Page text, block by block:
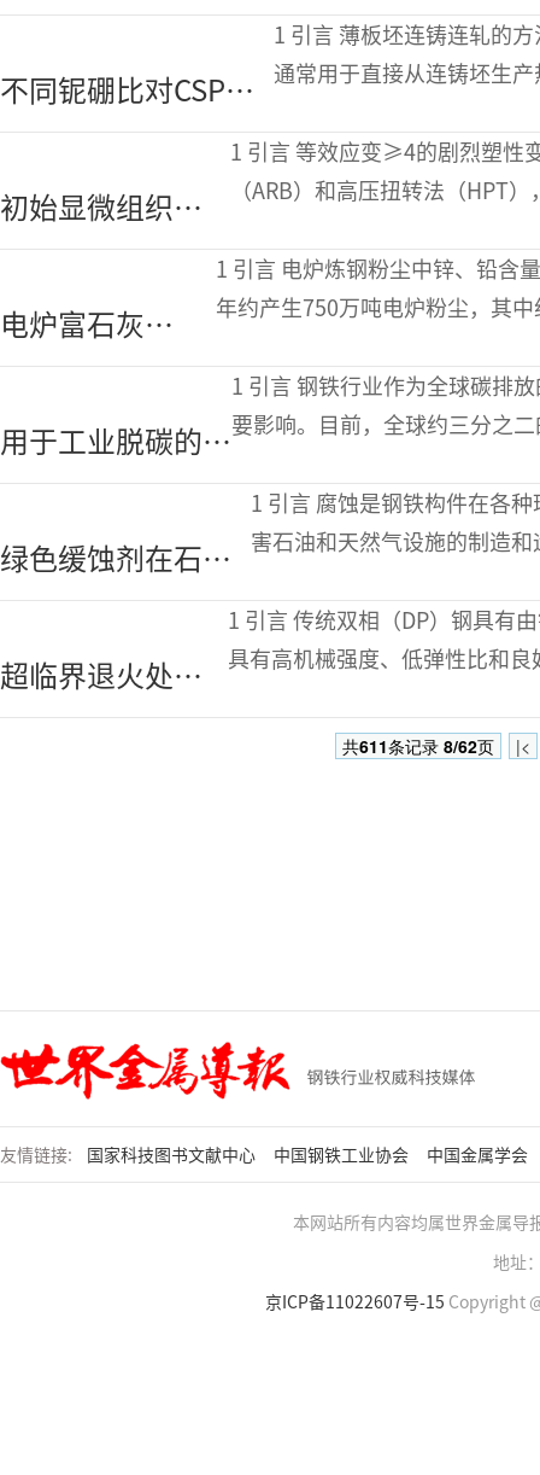
分布对机械性
不同铌硼比对CSP工
艺中低碳钢流变行为
1 引言 薄板坯连铸连轧的方法被称为紧凑型带钢生产技术（CSP）。它
通常用于直接从连铸坯生
初始显微组织对
滚压光整加工晶
1 引言 等效应变≥4的剧烈塑性变形（SPD）技术，如累积轧制粘结法
（ARB）和高压扭转法（HPT
电炉富石灰
Waelz炉渣的还
1 引言 电炉炼钢粉尘中锌、铅含量高，是提取有色金属的宝贵材料。全世界每
年约产生750万吨电炉粉尘，其
用于工业脱碳的绿
色电解制氢工艺的
1 引言 钢铁行业作为全球碳排放的重要来源，其脱碳进程对气候变化具有重
要影响。目前，全球约三分之
绿色缓蚀剂在石化
管线钢腐蚀控制中
1 引言 腐蚀是钢铁构件在各种环境下逐渐恶化的过程。这种情况可能会损
害石油和天然气设施的制造
超临界退火处理
提高冷轧双相钢
1 引言 传统双相（DP）钢具有由铁素体和马氏体组成的两相微观结构。它们
具有高机械强度、低弹性比和
|<
共611条记录 8/62页
友情链接: 国家科技图书文献中心 中国钢铁工业协会 中国金属学会
本网站所有内容均属世界金属导
地址
京ICP备11022607号-15 Copyright